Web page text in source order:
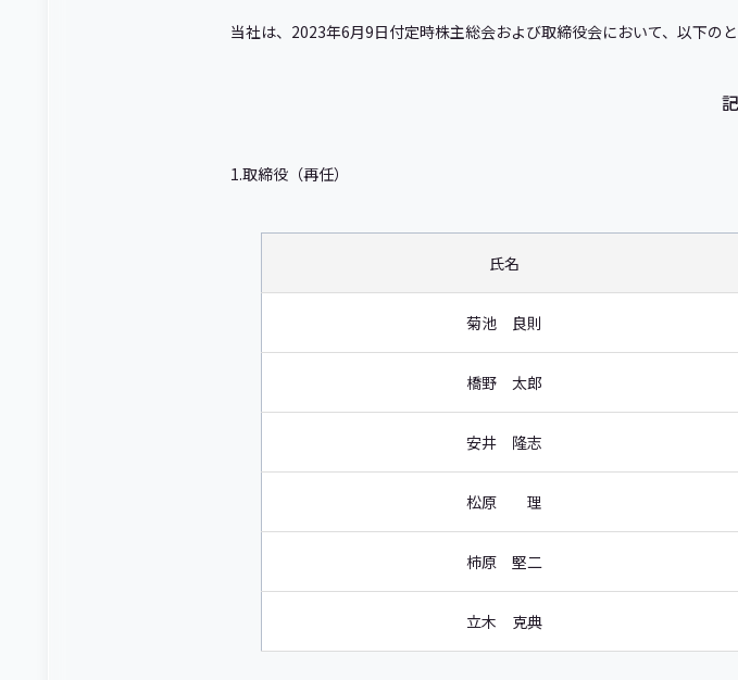
当社は、2023年6月9日付定時株主総会および取締役会において、以下の
記
1.取締役（再任）
氏名
菊池 良則
橋野 太郎
安井 隆志
松原 理
柿原 堅二
立木 克典